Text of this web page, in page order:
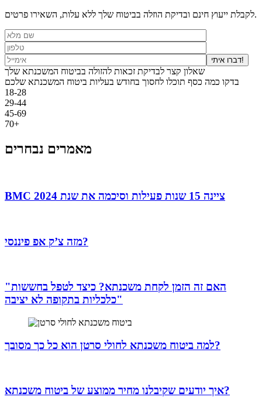
לקבלת ייעוץ חינם ובדיקת הוזלה בביטוח שלך ללא עלות, השאירו פרטים.
דברו איתי!
שאלון קצר לבדיקת זכאות להזולה בביטוח המשכנתא שלך
בדקו כמה כסף תוכלו לחסוך בחודש בעליות ביטוח המשכנתא שלכם
18-28
29-44
45-69
70+
מאמרים נבחרים
BMC ציינה 15 שנות פעילות וסיכמה את שנת 2024
מזה צ’ק אפ פיננסי?
"האם זה הזמן לקחת משכנתא? כיצד לטפל בחששות
כלכליות בתקופה לא יציבה"
למה ביטוח משכנתא לחולי סרטן הוא כל כך מסובך?
איך יודעים שקיבלנו מחיר ממוצע של ביטוח משכנתא?